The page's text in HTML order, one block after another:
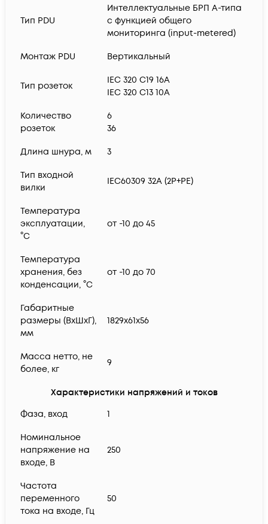
Тип PDU
Интеллектуальные БРП А-типа
с функцией общего
мониторинга (input-metered)
Монтаж PDU Вертикальный
Тип розеток
IEC 320 C19 16A
IEC 320 C13 10A
Количество
розеток
6
36
Длина шнура, м 3
Тип входной
вилки
IEC60309 32A (2P+PE)
Температура
эксплуатации,
°C
от -10 до 45
Температура
хранения, без
конденсации, °С
от -10 до 70
Габаритные
размеры (ВхШхГ),
мм
1829х61х56
Масса нетто, не
более, кг
9
Характеристики напряжений и токов
Фаза, вход
1
Номинальное
напряжение на
входе, В
250
Частота
переменного
тока на входе, Гц
50